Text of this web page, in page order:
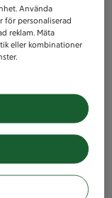
Använda
för personaliserad
reklam. Mäta
eller kombinationer